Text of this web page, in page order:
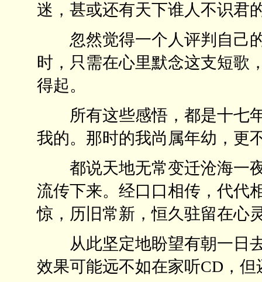
迷，甚或还有天下谁人不识君
忽然觉得一个人评判自己的
时，只需在心里默念这支短歌
得起。
所有这些感悟，都是十七年
我的。那时的我尚属年幼，更
都说天地无常变迁沧海一夜
流传下来。经口口相传，代代
惊，历旧常新，恒久驻留在心
从此坚定地盼望有朝一日去
效果可能远不如在家听CD，